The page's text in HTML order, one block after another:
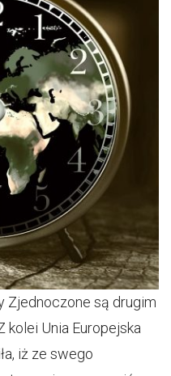
Zjednoczone są drugim
kolei Unia Europejska
iż ze swego